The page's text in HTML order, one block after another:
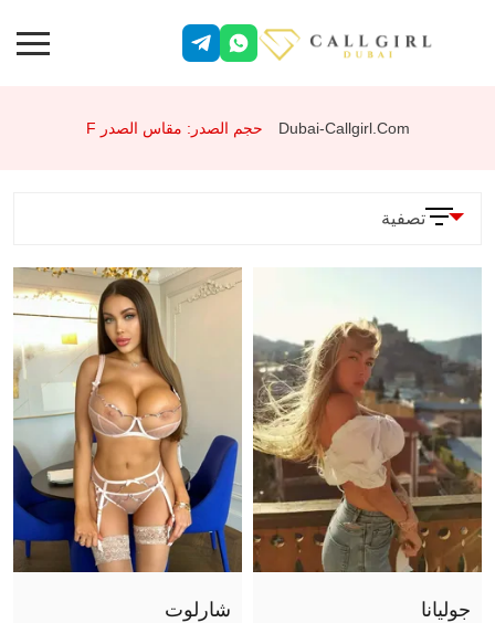
Dubai-Callgirl.com حجم الصدر: مقاس الصدر F
جوليانا شارلوت
تصفية
المعلمات
الخدمات
وضعية 69
جنس شرجي
تقييد
صور عادية (أثناء اللقاء)
جنس تقليدي مهبلي
جنس مع أزواج